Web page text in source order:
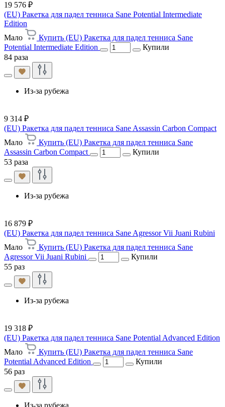
19 576 ₽
(EU) Ракетка для падел тенниса Sane Potential Intermediate
Edition
Мало
Купить (EU) Ракетка для падел тенниса Sane
Potential Intermediate Edition
Купили
84 раза
Из-за рубежа
9 314 ₽
(EU) Ракетка для падел тенниса Sane Assassin Carbon Compact
Мало
Купить (EU) Ракетка для падел тенниса Sane
Assassin Carbon Compact
Купили
53 раза
Из-за рубежа
16 879 ₽
(EU) Ракетка для падел тенниса Sane Agressor Vii Juani Rubini
Мало
Купить (EU) Ракетка для падел тенниса Sane
Agressor Vii Juani Rubini
Купили
55 раз
Из-за рубежа
19 318 ₽
(EU) Ракетка для падел тенниса Sane Potential Advanced Edition
Мало
Купить (EU) Ракетка для падел тенниса Sane
Potential Advanced Edition
Купили
56 раз